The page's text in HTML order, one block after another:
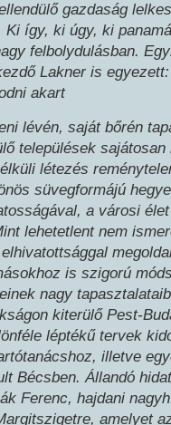
gazdaság
így, ki úgy, ki
felbolydulásban.
Lakner is
akart
lévén, saját bőrén
települések sajátosan
létezés
süvegformájú
a városi
lehetetlent nem
is szigorú
nagy
kiterülő Pest-
léptékű tervek
illetve
Bécsben. Állandó
Ferenc, hajdani
amelyet